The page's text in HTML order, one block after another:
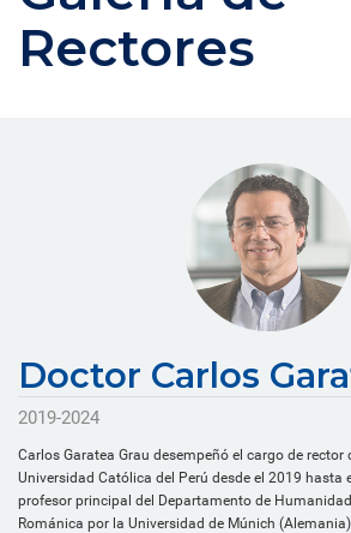
Rectores
Doctor Carlos
2019-2024
Carlos Garatea Grau desempeñó el cargo de rector
Universidad Católica del Perú desde el 2019 hasta
profesor principal del Departamento de
Románica por la Universidad de Múnich